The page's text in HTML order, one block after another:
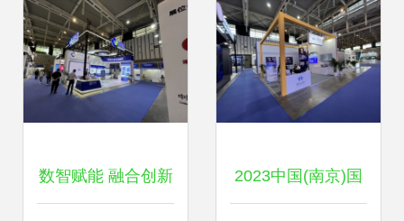
2018年年会暨高校
后勤服务新业态博
幕
数智赋能 融合创新 2023中国(南京)国